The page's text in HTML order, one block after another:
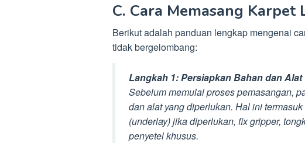
C. Cara Memasang Karpet
Berikut adalah panduan lengkap mengenai
tidak bergelombang:
Langkah 1: Persiapkan Bahan dan Alat
Sebelum memulai proses pemasangan,
dan alat yang diperlukan. Hal ini
(underlay) jika diperlukan, fix gripper,
penyetel khusus.